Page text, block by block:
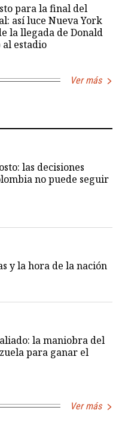
para la final del
así luce Nueva York
la llegada de Donald
estadio
Ver más
las decisiones
no puede seguir
y la hora de la nación
la maniobra del
para ganar el
Ver más